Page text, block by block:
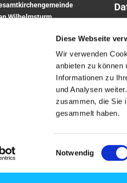
Diese Webseite
Wir verwenden
anbieten zu können
Informationen zu
und Analysen
zusammen, die Sie
gesammelt haben.
Einwilligungsauswahl
Notwendig
Wilhelmsturm
www.um-den-wilhelmsturm.de